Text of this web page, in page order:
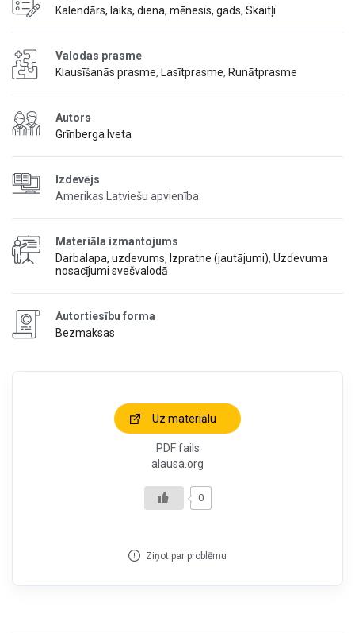
Kalendārs, laiks, diena, mēnesis, gads, Skaitļi
Valodas prasme
Klausīšanās prasme, Lasītprasme, Runātprasme
Autors
Grīnberga Iveta
Izdevējs
Amerikas Latviešu apvienība
Materiāla izmantojums
Darbalapa, uzdevums, Izpratne (jautājumi), Uzdevuma
nosacījumi svešvalodā
Autortiesību forma
Bezmaksas
Uz materiālu
PDF fails
alausa.org
0
Ziņot par problēmu